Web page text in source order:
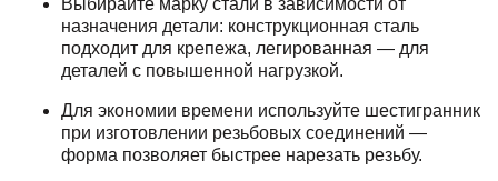
назначения детали: конструкционная сталь
подходит для крепежа, легированная — для
деталей с повышенной нагрузкой.
Для экономии времени используйте шестигранник
при изготовлении резьбовых соединений —
форма позволяет быстрее нарезать резьбу.